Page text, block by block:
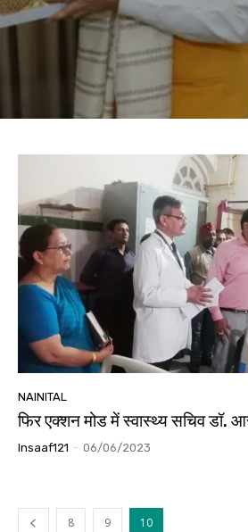
NAINITAL
फिर एक्शन मोड में स्वास्थ्य सचिव डॉ.
Insaaf121 - 06/06/2023
8 9 10